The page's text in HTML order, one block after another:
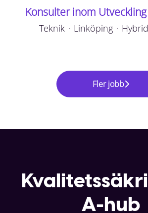
Konsulter inom
Teknik · Linköping ·
Fler jobb
A-hub